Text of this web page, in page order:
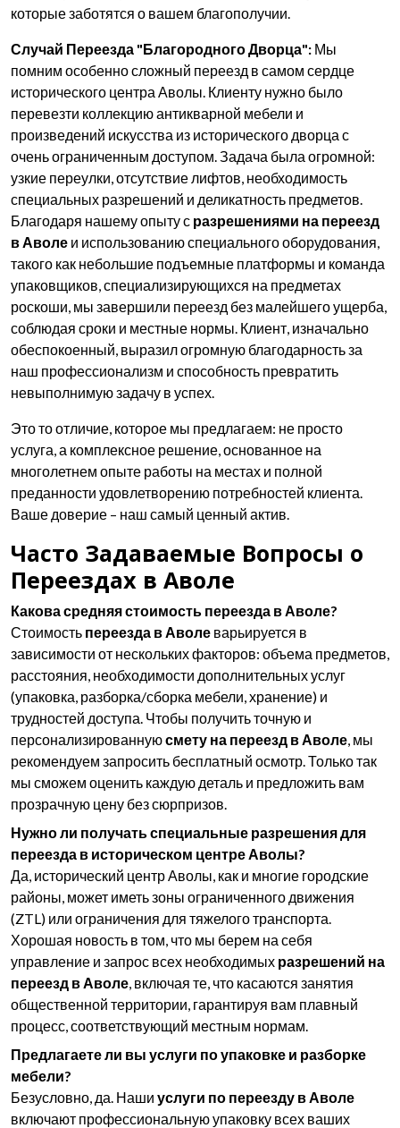
которые заботятся о вашем благополучии.
Случай Переезда "Благородного Дворца": Мы
помним особенно сложный переезд в самом сердце
исторического центра Аволы. Клиенту нужно было
перевезти коллекцию антикварной мебели и
произведений искусства из исторического дворца с
очень ограниченным доступом. Задача была огромной:
узкие переулки, отсутствие лифтов, необходимость
специальных разрешений и деликатность предметов.
Благодаря нашему опыту с разрешениями на переезд
в Аволе и использованию специального оборудования,
такого как небольшие подъемные платформы и команда
упаковщиков, специализирующихся на предметах
роскоши, мы завершили переезд без малейшего ущерба,
соблюдая сроки и местные нормы. Клиент, изначально
обеспокоенный, выразил огромную благодарность за
наш профессионализм и способность превратить
невыполнимую задачу в успех.
Это то отличие, которое мы предлагаем: не просто
услуга, а комплексное решение, основанное на
многолетнем опыте работы на местах и полной
преданности удовлетворению потребностей клиента.
Ваше доверие – наш самый ценный актив.
Часто Задаваемые Вопросы о
Переездах в Аволе
Какова средняя стоимость переезда в Аволе?
Стоимость переезда в Аволе варьируется в
зависимости от нескольких факторов: объема предметов,
расстояния, необходимости дополнительных услуг
(упаковка, разборка/сборка мебели, хранение) и
трудностей доступа. Чтобы получить точную и
персонализированнуюсмету на переезд в Аволе, мы
рекомендуем запросить бесплатный осмотр. Только так
мы сможем оценить каждую деталь и предложить вам
прозрачную цену без сюрпризов.
Нужно ли получать специальные разрешения для
переезда в историческом центре Аволы?
Да, исторический центр Аволы, как и многие городские
районы, может иметь зоны ограниченного движения
(ZTL) или ограничения для тяжелого транспорта.
Хорошая новость в том, что мы берем на себя
управление и запрос всех необходимых разрешений на
переезд в Аволе, включая те, что касаются занятия
общественной территории, гарантируя вам плавный
процесс, соответствующий местным нормам.
Предлагаете ли вы услуги по упаковке и разборке
мебели?
Безусловно, да. Наши услуги по переезду в Аволе
включают профессиональную упаковку всех ваших